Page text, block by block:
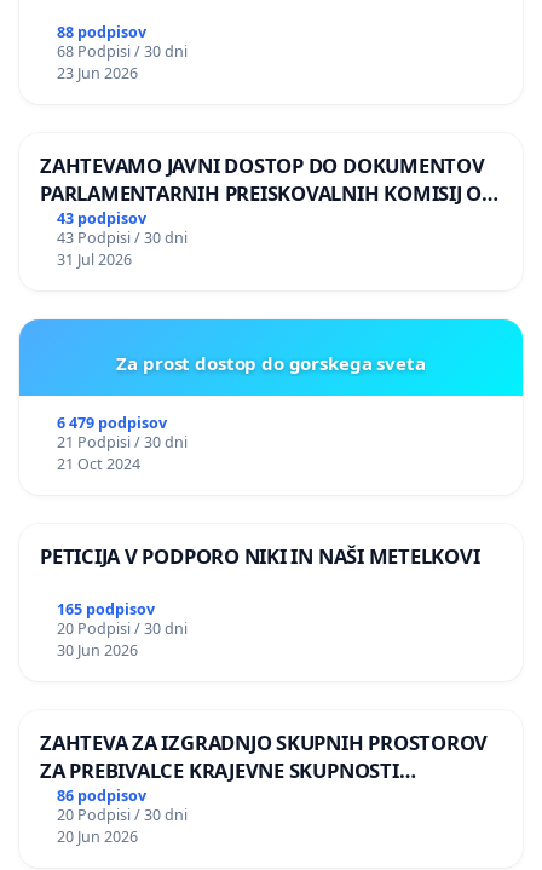
88 podpisov
68 Podpisi / 30 dni
23 Jun 2026
ZAHTEVAMO JAVNI DOSTOP DO DOKUMENTOV
PARLAMENTARNIH PREISKOVALNIH KOMISIJ O
ILEGALNI TRGOVINI Z OROŽJEM
43 podpisov
43 Podpisi / 30 dni
31 Jul 2026
Za prost dostop do gorskega sveta
6 479 podpisov
21 Podpisi / 30 dni
21 Oct 2024
PETICIJA V PODPORO NIKI IN NAŠI METELKOVI
165 podpisov
20 Podpisi / 30 dni
30 Jun 2026
ZAHTEVA ZA IZGRADNJO SKUPNIH PROSTOROV
ZA PREBIVALCE KRAJEVNE SKUPNOSTI
PRESTRANEK
86 podpisov
20 Podpisi / 30 dni
20 Jun 2026